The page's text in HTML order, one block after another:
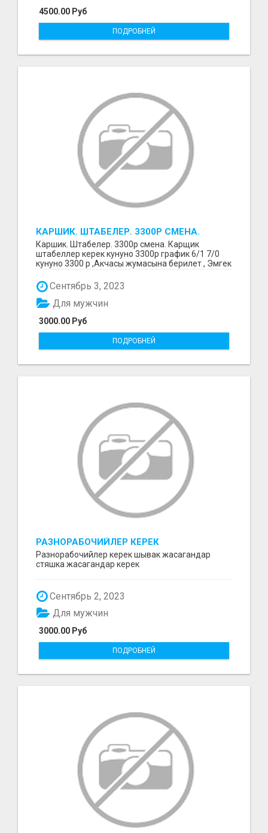
4500.00 Руб
ПОДРОБНЕЙ
КАРШИК. ШТАБЕЛЕР. 3300Р СМЕНА.
Каршик. Штабелер. 3300р смена. Карщик
штабеллер керек кунуно 3300р график 6/1 7/0
кунуно 3300 р ,Акчасы жумасына берилет , Эмгек
Сентябрь 3, 2023
3000.00 Руб
Для мужчин
ПОДРОБНЕЙ
РАЗНОРАБОЧИЙЛЕР КЕРЕК
Разнорабочийлер керек шывак жасагандар
стяшка жасагандар керек
Сентябрь 2, 2023
3000.00 Руб
Для мужчин
ПОДРОБНЕЙ